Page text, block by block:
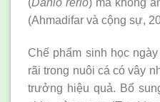
(Ahmadifar và cộng sự,
Chế phẩm sinh học
rãi trong nuôi cá có vây
trưởng hiệu quả. Bổ